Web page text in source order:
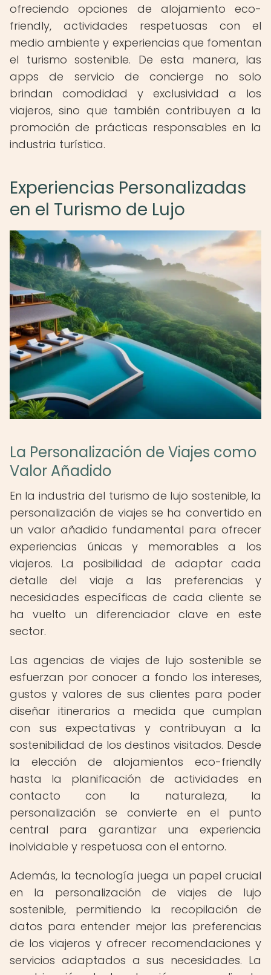
ofreciendo opciones de alojamiento eco-
friendly, actividades respetuosas con el
medio ambiente y experiencias que fomentan
el turismo sostenible. De esta manera, las
apps de servicio de concierge no solo
brindan comodidad y exclusividad a los
viajeros, sino que también contribuyen a la
promoción de prácticas responsables en la
industria turística.
Experiencias Personalizadas
en el Turismo de Lujo
La Personalización de Viajes como
Valor Añadido
En la industria del turismo de lujo sostenible, la
personalización de viajes se ha convertido en
un valor añadido fundamental para ofrecer
experiencias únicas y memorables a los
viajeros. La posibilidad de adaptar cada
detalle del viaje a las preferencias y
necesidades específicas de cada cliente se
ha vuelto un diferenciador clave en este
sector.
Las agencias de viajes de lujo sostenible se
esfuerzan por conocer a fondo los intereses,
gustos y valores de sus clientes para poder
diseñar itinerarios a medida que cumplan
con sus expectativas y contribuyan a la
sostenibilidad de los destinos visitados. Desde
la elección de alojamientos eco-friendly
hasta la planificación de actividades en
contacto con la naturaleza, la
personalización se convierte en el punto
central para garantizar una experiencia
inolvidable y respetuosa con el entorno.
Además, la tecnología juega un papel crucial
en la personalización de viajes de lujo
sostenible, permitiendo la recopilación de
datos para entender mejor las preferencias
de los viajeros y ofrecer recomendaciones y
servicios adaptados a sus necesidades. La